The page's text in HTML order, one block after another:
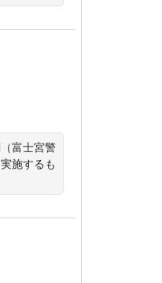
富士宮警
施するも